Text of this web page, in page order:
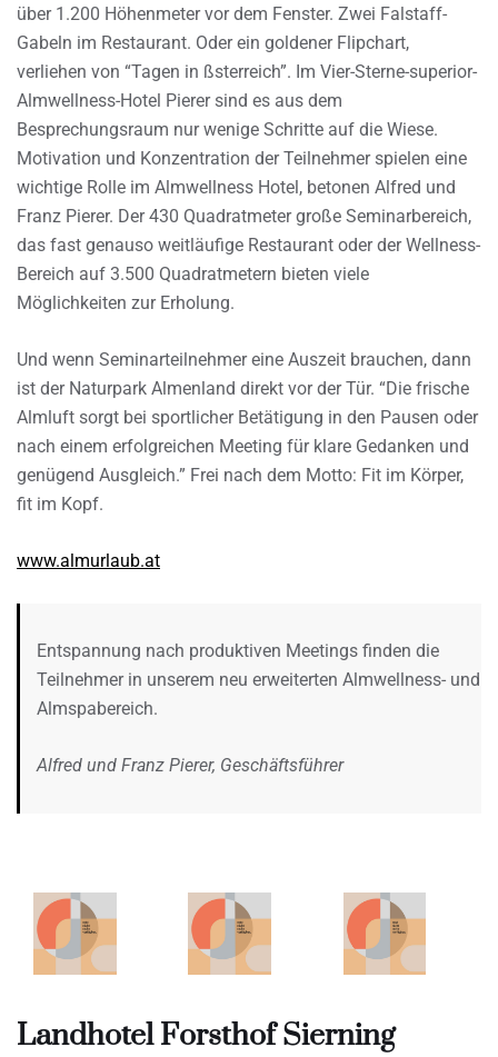
über 1.200 Höhenmeter vor dem Fenster. Zwei Falstaff-
Gabeln im Restaurant. Oder ein goldener Flipchart,
verliehen von “Tagen in ßsterreich”. Im Vier-Sterne-superior-
Almwellness-Hotel Pierer sind es aus dem
Besprechungsraum nur wenige Schritte auf die Wiese.
Motivation und Konzentration der Teilnehmer spielen eine
wichtige Rolle im Almwellness Hotel, betonen Alfred und
Franz Pierer. Der 430 Quadratmeter große Seminarbereich,
das fast genauso weitläufige Restaurant oder der Wellness-
Bereich auf 3.500 Quadratmetern bieten viele
Möglichkeiten zur Erholung.
Und wenn Seminarteilnehmer eine Auszeit brauchen, dann
ist der Naturpark Almenland direkt vor der Tür. “Die frische
Almluft sorgt bei sportlicher Betätigung in den Pausen oder
nach einem erfolgreichen Meeting für klare Gedanken und
genügend Ausgleich.” Frei nach dem Motto: Fit im Körper,
fit im Kopf.
www.almurlaub.at
Entspannung nach produktiven Meetings finden die
Teilnehmer in unserem neu erweiterten Almwellness- und
Almspabereich.
Alfred und Franz Pierer, Geschäftsführer
Landhotel Forsthof Sierning